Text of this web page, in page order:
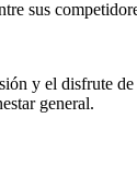
sus
y el disfrute
general.